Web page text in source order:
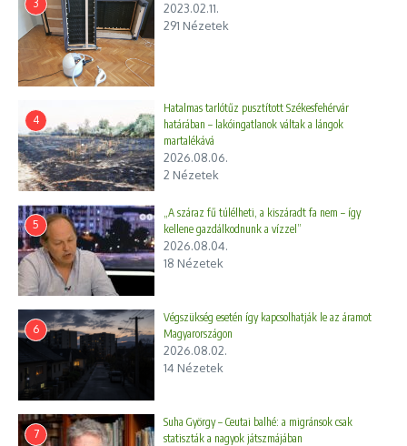
3
2023.02.11.
291 Nézetek
4
Hatalmas tarlótűz pusztított Székesfehérvár
határában – lakóingatlanok váltak a lángok
martalékává
2026.08.06.
2 Nézetek
5
„A száraz fű túlélheti, a kiszáradt fa nem – így
kellene gazdálkodnunk a vízzel”
2026.08.04.
18 Nézetek
6
Végszükség esetén így kapcsolhatják le az áramot
Magyarországon
2026.08.02.
14 Nézetek
7
Suha György – Ceutai balhé: a migránsok csak
statiszták a nagyok játszmájában